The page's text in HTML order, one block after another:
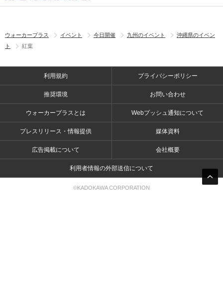
ウォーカープラス イベント 今日開催 九州のイベント
沖縄県のイベン
ト
紅葉
利用規約 プライバシーポリシー
推奨環境 お問い合わせ
ウォーカープラスとは Webプッシュ通知について
プレスリリース・情報提供 媒体資料
広告掲載について 会社概要
利用者情報の外部送信について
©KADOKAWA CORPORATION